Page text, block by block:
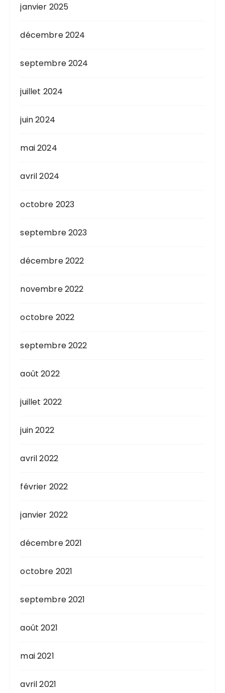
janvier 2025
décembre 2024
septembre 2024
juillet 2024
juin 2024
mai 2024
avril 2024
octobre 2023
septembre 2023
décembre 2022
novembre 2022
octobre 2022
septembre 2022
août 2022
juillet 2022
juin 2022
avril 2022
février 2022
janvier 2022
décembre 2021
octobre 2021
septembre 2021
août 2021
mai 2021
avril 2021